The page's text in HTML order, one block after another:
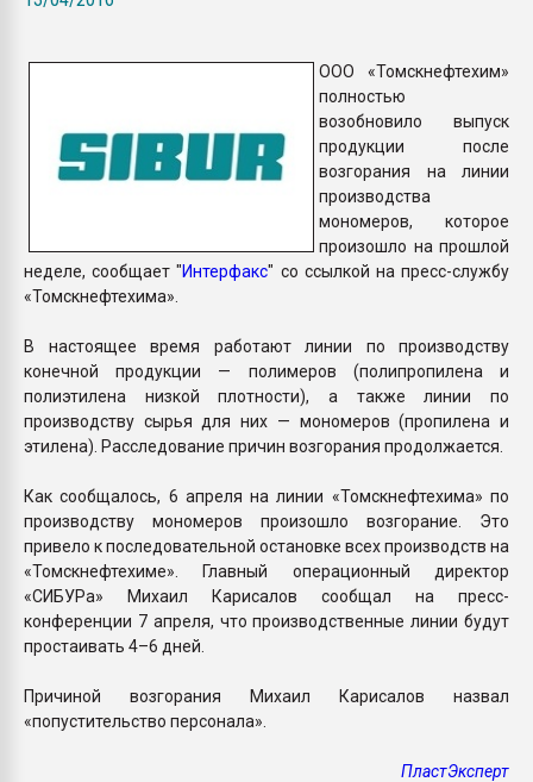
ООО «Томскнефтехим»
полностью
возобновило выпуск
продукции после
возгорания на линии
производства
мономеров, которое
произошло на прошлой
неделе, сообщает "Интерфакс" со ссылкой на пресс-службу
«Томскнефтехима».
В настоящее время работают линии по производству
конечной продукции — полимеров (полипропилена и
полиэтилена низкой плотности), а также линии по
производству сырья для них — мономеров (пропилена и
этилена). Расследование причин возгорания продолжается.
Как сообщалось, 6 апреля на линии «Томскнефтехима» по
производству мономеров произошло возгорание. Это
привело к последовательной остановке всех производств на
«Томскнефтехиме». Главный операционный директор
«СИБУРа» Михаил Карисалов сообщал на пресс-
конференции 7 апреля, что производственные линии будут
простаивать 4–6 дней.
Причиной возгорания Михаил Карисалов назвал
«попустительство персонала».
ПластЭксперт